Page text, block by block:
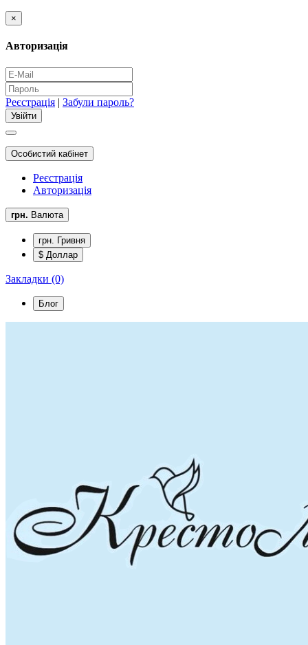
×
Авторизація
Реєстрація | Забули пароль?
Особистий кабінет
Реєстрація
Авторизація
грн. Валюта
грн. Гривня
$ Доллар
Закладки (0)
Блог